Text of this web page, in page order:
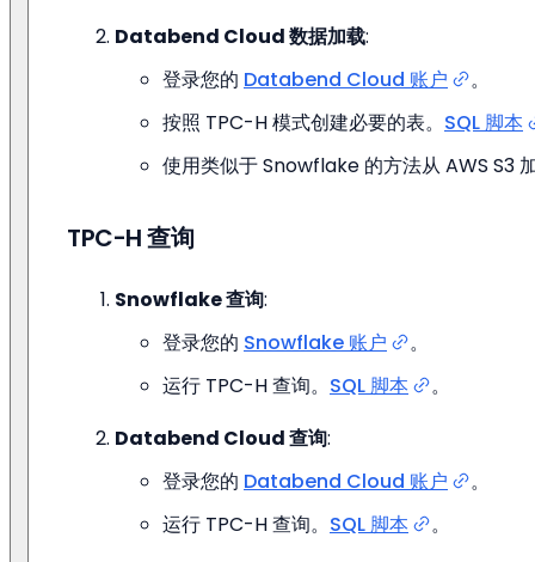
Databend Cloud 数据加载:
登录您的 Databend Cloud 账户
。
按照 TPC-H 模式创建必要的表。 SQL 脚本
使用类似于 Snowflake 的方法从 AWS S3
TPC-H 查询
Snowflake 查询:
登录您的 Snowflake 账户
。
运行 TPC-H 查询。 SQL 脚本
。
Databend Cloud 查询:
登录您的 Databend Cloud 账户
。
运行 TPC-H 查询。 SQL 脚本 。